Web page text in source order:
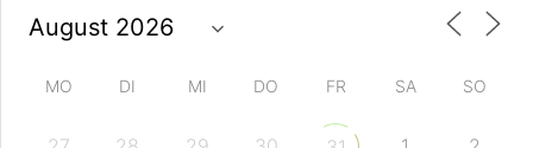
MO DI MI DO FR SA SO